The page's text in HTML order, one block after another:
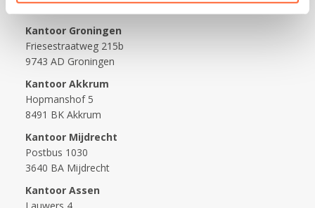
Contact
Kantoor Groningen
Friesestraatweg 215b
9743 AD Groningen
Kantoor Akkrum
Hopmanshof 5
8491 BK Akkrum
Kantoor Mijdrecht
Postbus 1030
3640 BA Mijdrecht
Kantoor Assen